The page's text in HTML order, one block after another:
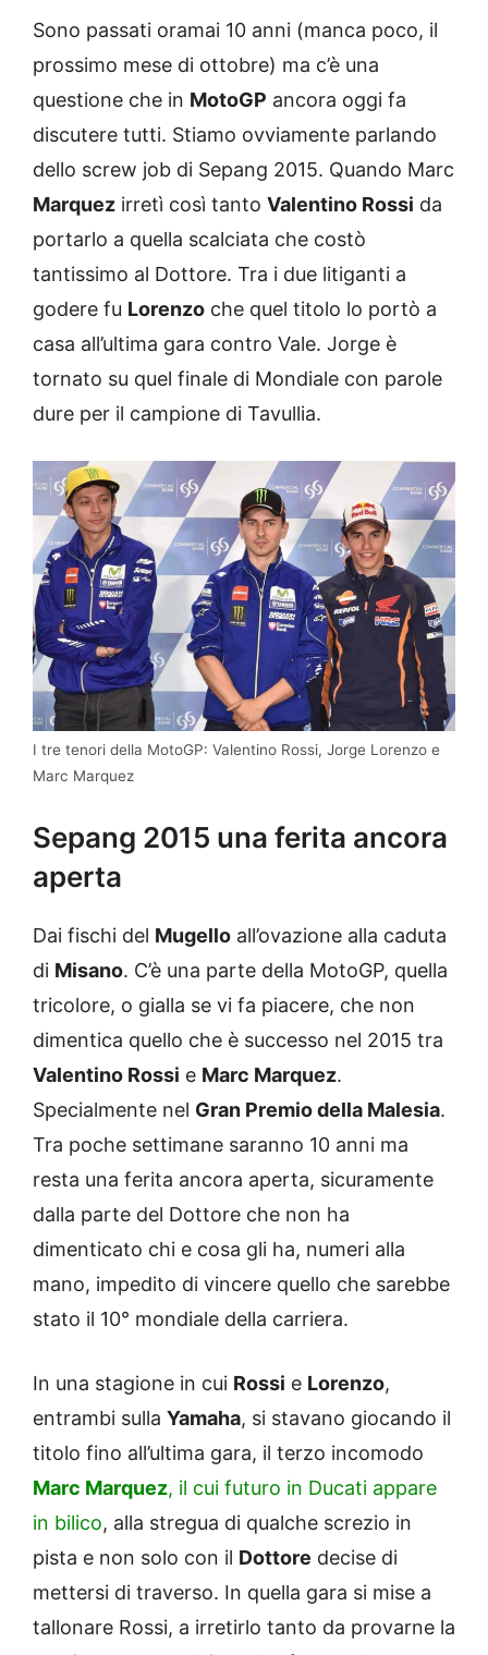
Sono passati oramai 10 anni (manca poco, il
prossimo mese di ottobre) ma c’è una
questione che in MotoGP ancora oggi fa
discutere tutti. Stiamo ovviamente parlando
dello screw job di Sepang 2015. Quando Marc
Marquez irretì così tanto Valentino Rossi da
portarlo a quella scalciata che costò
tantissimo al Dottore. Tra i due litiganti a
godere fu Lorenzo che quel titolo lo portò a
casa all’ultima gara contro Vale. Jorge è
tornato su quel finale di Mondiale con parole
dure per il campione di Tavullia.
I tre tenori della MotoGP: Valentino Rossi, Jorge Lorenzo e
Marc Marquez
Sepang 2015 una ferita ancora
aperta
Dai fischi del Mugello all’ovazione alla caduta
di Misano. C’è una parte della MotoGP, quella
tricolore, o gialla se vi fa piacere, che non
dimentica quello che è successo nel 2015 tra
Valentino Rossi e Marc Marquez.
Specialmente nel Gran Premio della Malesia.
Tra poche settimane saranno 10 anni ma
resta una ferita ancora aperta, sicuramente
dalla parte del Dottore che non ha
dimenticato chi e cosa gli ha, numeri alla
mano, impedito di vincere quello che sarebbe
stato il 10° mondiale della carriera.
In una stagione in cui Rossi e Lorenzo,
entrambi sulla Yamaha, si stavano giocando il
titolo fino all’ultima gara, il terzo incomodo
Marc Marquez, il cui futuro in Ducati appare
in bilico, alla stregua di qualche screzio in
pista e non solo con il Dottore decise di
mettersi di traverso. In quella gara si mise a
tallonare Rossi, a irretirlo tanto da provarne la